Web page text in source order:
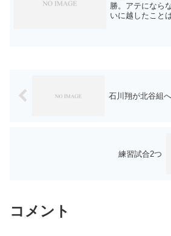
勝。アテになら
いに越したこと
石川翔が北谷組へ
練習試合2つ
コメント